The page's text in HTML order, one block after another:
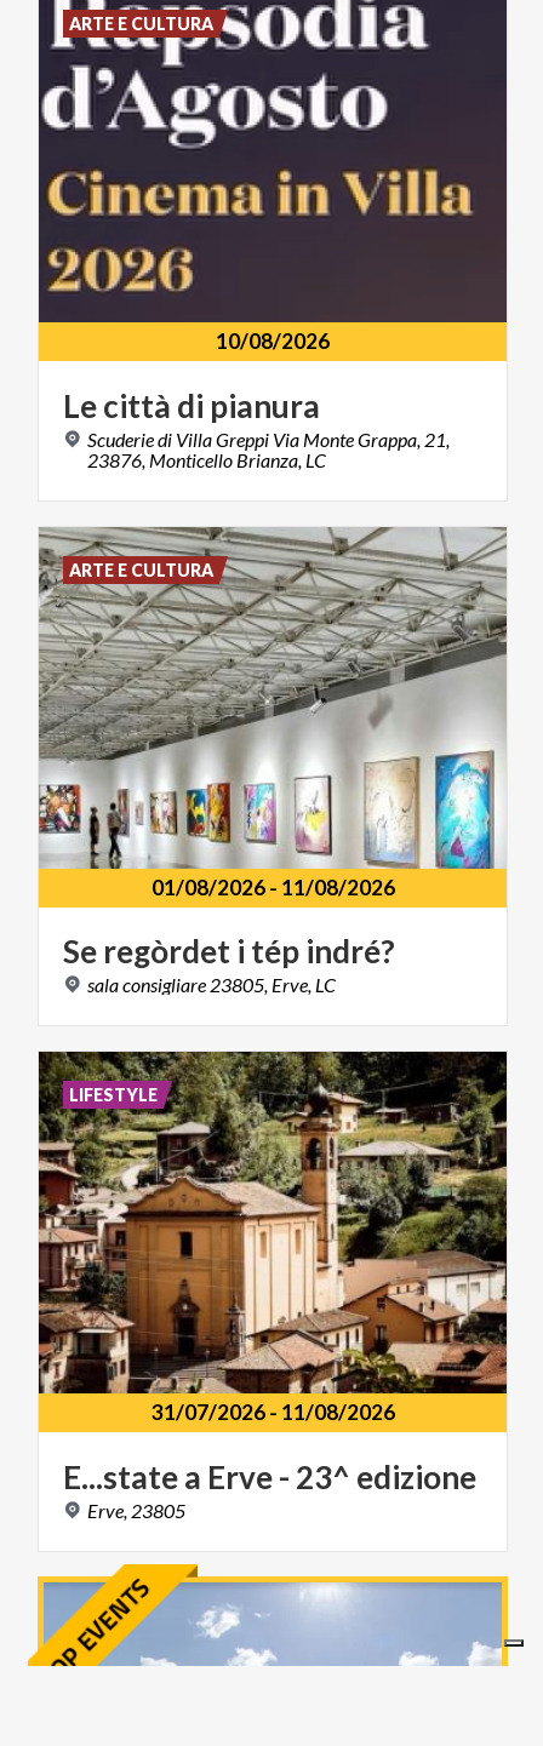
10/08/2026
Lecittà di pianura
Scuderie di Villa Greppi Via Monte Grappa, 21,
23876, Monticello Brianza, LC
ARTE E CULTURA
01/08/2026- 11/08/2026
Se regòrdet i tép indré?
salaconsigliare 23805, Erve, LC
ARTE E CULTURA
31/07/2026- 11/08/2026
E...statea Erve- 23^ edizione
Erve, 23805
LIFESTYLE